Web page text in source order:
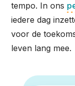
tempo. In ons
iedere dag
voor de
leven lang mee.